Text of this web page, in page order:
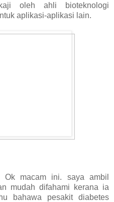
oleh ahli bioteknologi
aplikasi-aplikasi lain.
macam ini. saya ambil
mudah difahami kerana ia
bahawa pesakit diabetes